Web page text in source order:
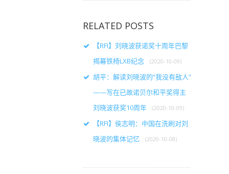
RELATED POSTS
【RFI】刘晓波获诺奖十周年巴黎
揭幕铁椅LXB纪念
(2020-10-09)
胡平：解读刘晓波的“我没有敌人”
——写在已故诺贝尔和平奖得主
刘晓波获奖10周年
(2020-10-09)
【RFI】侯志明：中国在洗刷对刘
晓波的集体记忆
(2020-10-08)